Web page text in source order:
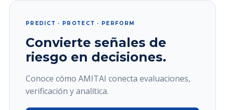
PREDICT · PROTECT · PERFORM
Convierte señales de
riesgo en decisiones.
Conoce cómo AMITAI conecta evaluaciones,
verificación y analítica.